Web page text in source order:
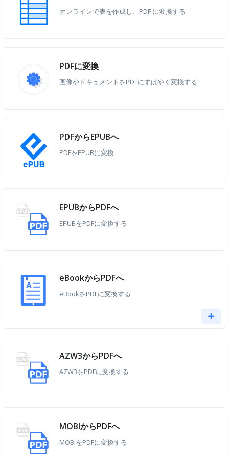
オンラインで表を作成し、PDF に変換する
PDFに変換
画像やドキュメントをPDFにすばやく変換する
PDFからEPUBへ
PDFをEPUBに変換
EPUBからPDFへ
EPUBをPDFに変換する
eBookからPDFへ
eBookをPDFに変換する
AZW3からPDFへ
AZW3をPDFに変換する
MOBIからPDFへ
MOBIをPDFに変換する